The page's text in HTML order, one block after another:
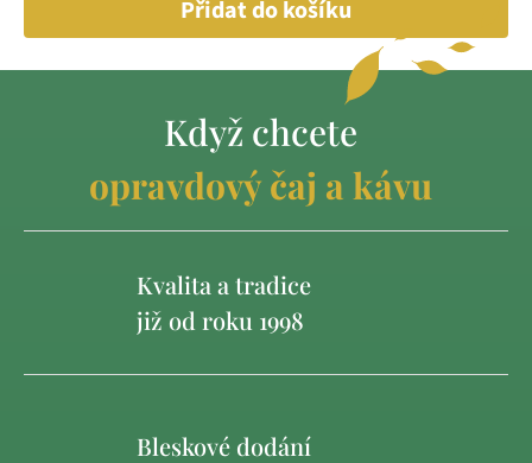
Přidat do košíku
Když chcete
opravdový čaj a kávu
Kvalita a tradice
již od roku 1998
Bleskové dodání